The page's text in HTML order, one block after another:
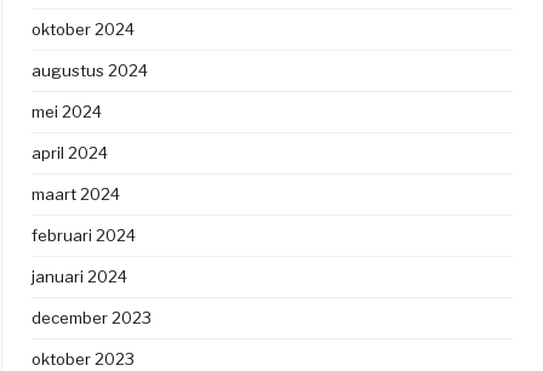
oktober 2024
augustus 2024
mei 2024
april 2024
maart 2024
februari 2024
januari 2024
december 2023
oktober 2023